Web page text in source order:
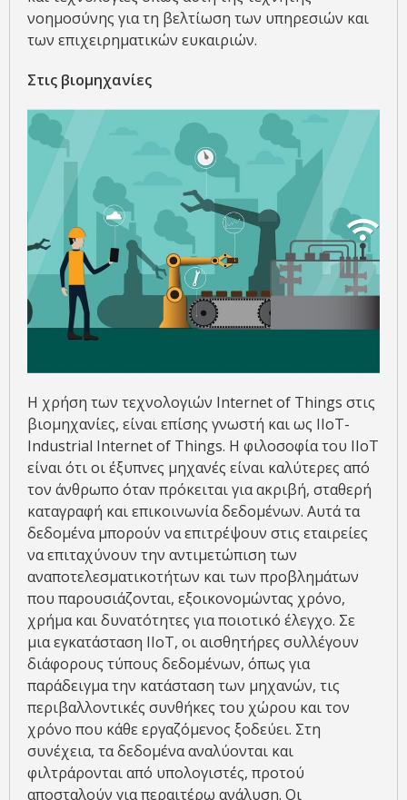
νοημοσύνης για τη βελτίωση των υπηρεσιών και
των επιχειρηματικών ευκαιριών.
Στις βιομηχανίες
Η χρήση των τεχνολογιών Internet of Things στις
βιομηχανίες, είναι επίσης γνωστή και ως IIoT-
Industrial Internet of Things. Η φιλοσοφία του IIoT
είναι ότι οι έξυπνες μηχανές είναι καλύτερες από
τον άνθρωπο όταν πρόκειται για ακριβή, σταθερή
καταγραφή και επικοινωνία δεδομένων. Αυτά τα
δεδομένα μπορούν να επιτρέψουν στις εταιρείες
να επιταχύνουν την αντιμετώπιση των
αναποτελεσματικοτήτων και των προβλημάτων
που παρουσιάζονται, εξοικονομώντας χρόνο,
χρήμα και δυνατότητες για ποιοτικό έλεγχο. Σε
μια εγκατάσταση IIoT, οι αισθητήρες συλλέγουν
διάφορους τύπους δεδομένων, όπως για
παράδειγμα την κατάσταση των μηχανών, τις
περιβαλλοντικές συνθήκες του χώρου και τον
χρόνο που κάθε εργαζόμενος ξοδεύει. Στη
συνέχεια, τα δεδομένα αναλύονται και
φιλτράρονται από υπολογιστές, προτού
αποσταλούν για περαιτέρω ανάλυση. Οι